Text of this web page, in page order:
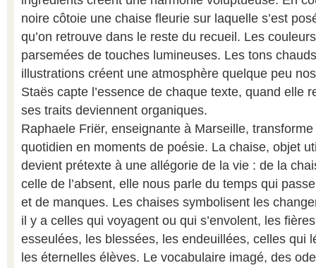
noire côtoie une chaise fleurie sur laquelle s’est
qu’on retrouve dans le reste du recueil. Les
parsemées de touches lumineuses. Les tons
illustrations créent une atmosphère quelque peu
Staës capte l’essence de chaque texte, quand elle
ses traits deviennent organiques.
Raphaele Friër, enseignante à Marseille,
quotidien en moments de poésie. La chaise, objet
devient prétexte à une allégorie de la vie : de la
celle de l’absent, elle nous parle du temps qui
et de manques. Les chaises symbolisent les
il y a celles qui voyagent ou qui s’envolent, les
esseulées, les blessées, les endeuillées, celles qui
les éternelles élèves. Le vocabulaire imagé, des